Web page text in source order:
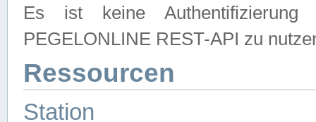
Es ist keine
PEGELONLINE REST-API zu
Ressourcen
Station